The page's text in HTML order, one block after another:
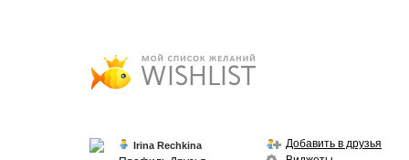
Irina Rechkina
Добавить в друзья